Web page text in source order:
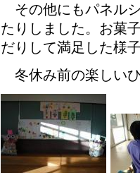
ついて
2015年4月27日
入学説明会を
2015年2月20日
10月30日(木)
その他にもパネル
たりしました。お菓
だりして満足した様
冬休み前の楽しい